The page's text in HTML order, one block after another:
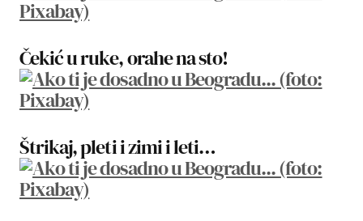
Čekić u ruke, orahe na sto!
Štrikaj, pleti i zimi i leti…